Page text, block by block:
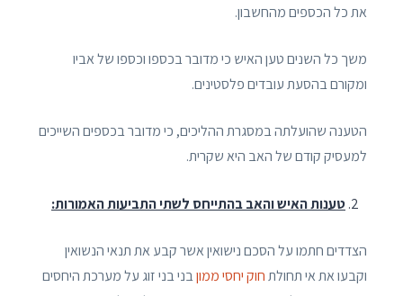
את כל הכספים מהחשבון.
משך כל השנים טען האיש כי מדובר בכספו וכספו של אביו
ומקורם בהסעת עובדים פלסטינים.
הטענה שהועלתה במסגרת ההליכים, כי מדובר בכספים השייכים
למעסיק קודם של האב היא שקרית.
טענות האיש והאב בהתייחס לשתי התביעות האמורות:
הצדדים חתמו על הסכם נישואין אשר קבע את תנאי הנשואין
וקבעו את אי תחולתחוק יחסי ממוןבני בני זוג על מערכת היחסים